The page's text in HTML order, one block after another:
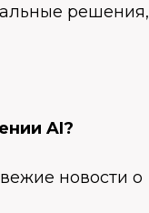
решения,
AI?
новости о